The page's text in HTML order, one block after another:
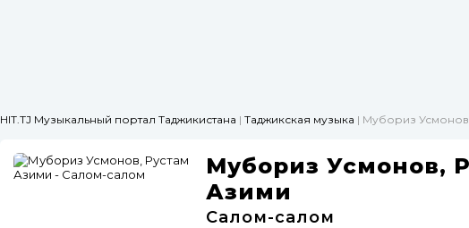
HIT.TJ Музыкальный портал Таджикистана | Таджикская музыка | Мубориз
Мубориз Усмонов,
Азими
Салом-салом